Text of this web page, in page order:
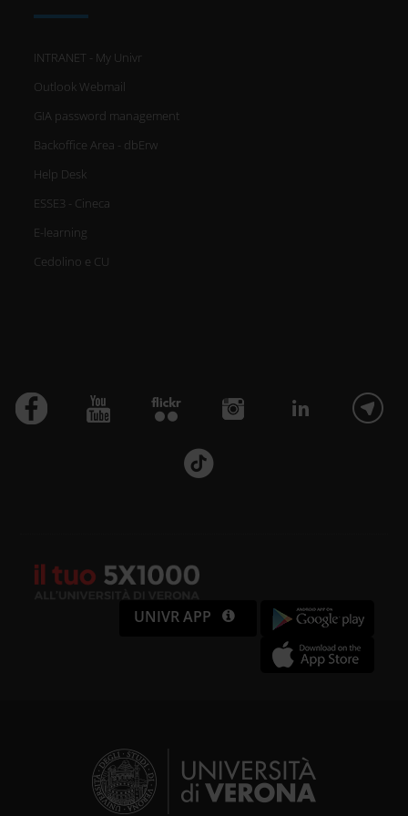
INTRANET - My Univr
Outlook Webmail
GIA password management
Backoffice Area - dbErw
Help Desk
ESSE3 - Cineca
E-learning
Cedolino e CU
UNIVR APP